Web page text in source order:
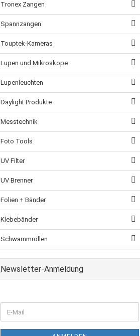
Tronex Zangen
Spannzangen
Touptek-Kameras
Lupen und Mikroskope
Lupenleuchten
Daylight Produkte
Messtechnik
Foto Tools
UV Filter
UV Brenner
Folien + Bänder
Klebebänder
Schwammrollen
Newsletter-Anmeldung